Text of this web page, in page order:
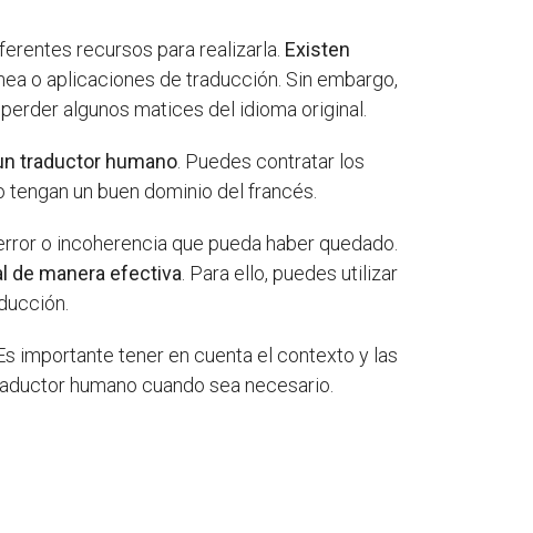
recursos para realizarla. Existen
o aplicaciones de traducción. Sin embargo,
algunos matices del idioma original.
traductor humano. Puedes contratar los
un buen dominio del francés.
o incoherencia que pueda haber quedado.
de manera efectiva. Para ello, puedes utilizar
importante tener en cuenta el contexto y las
humano cuando sea necesario.